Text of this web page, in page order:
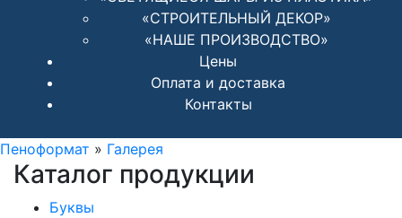
«СТРОИТЕЛЬНЫЙ ДЕКОР»
«НАШЕ ПРОИЗВОДСТВО»
Цены
Оплата и доставка
Контакты
Пеноформат » Галерея
Каталог продукции
Буквы